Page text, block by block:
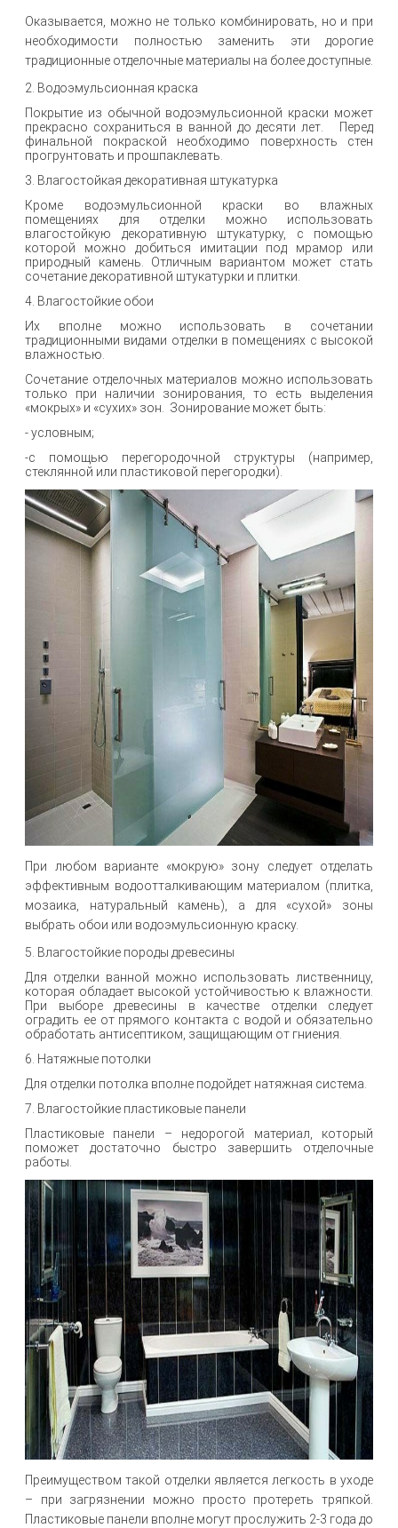
Оказывается, можно не только комбинировать, но и при
необходимости полностью заменить эти дорогие
традиционные отделочные материалы на более доступные.
2. Водоэмульсионная краска
Покрытие из обычной водоэмульсионной краски может
прекрасно сохраниться в ванной до десяти лет. Перед
финальной покраской необходимо поверхность стен
прогрунтовать и прошпаклевать.
3. Влагостойкая декоративная штукатурка
Кроме водоэмульсионной краски во влажных
помещениях для отделки можно использовать
влагостойкую декоративную штукатурку, с помощью
которой можно добиться имитации под мрамор или
природный камень. Отличным вариантом может стать
сочетание декоративной штукатурки и плитки.
4. Влагостойкие обои
Их вполне можно использовать в сочетании
традиционными видами отделки в помещениях с высокой
влажностью.
Сочетание отделочных материалов можно использовать
только при наличии зонирования, то есть выделения
«мокрых» и «сухих» зон. Зонирование может быть:
- условным;
-с помощью перегородочной структуры (например,
стеклянной или пластиковой перегородки).
При любом варианте «мокрую» зону следует отделать
эффективным водоотталкивающим материалом (плитка,
мозаика, натуральный камень), а для «сухой» зоны
выбрать обои или водоэмульсионную краску.
5. Влагостойкие породы древесины
Для отделки ванной можно использовать лиственницу,
которая обладает высокой устойчивостью к влажности.
При выборе древесины в качестве отделки следует
оградить ее от прямого контакта с водой и обязательно
обработать антисептиком, защищающим от гниения.
6. Натяжные потолки
Для отделки потолка вполне подойдет натяжная система.
7. Влагостойкие пластиковые панели
Пластиковые панели – недорогой материал, который
поможет достаточно быстро завершить отделочные
работы.
Преимуществом такой отделки является легкость в уходе
– при загрязнении можно просто протереть тряпкой.
Пластиковые панели вполне могут прослужить 2-3 года до